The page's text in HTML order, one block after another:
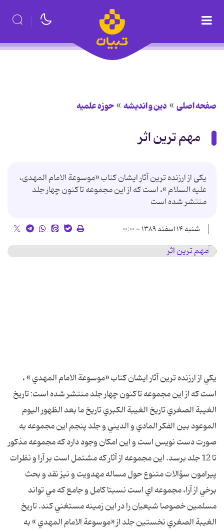
صفحه اصلی دین و اندیشه حوزه علمیه
مهم ترین اثر
یکی از ارزنده ترین آثار ایشان کتاب «موسوعة الامام المهدی،
علیه السلام »، است که از این مجموعه تاکنون چهار جلد
منتشر شده است
شنبه ۱۴ اسفند ۱۳۸۹ - ۰۰:۰۰
يکي از ارزنده ترين آثار ايشان کتاب «موسوعة الامام المهدي » ،
است که از اين مجموعه تاکنون چهار جلد منتشر شده است: تاريخ
الغيبة الصغري تاريخ الغيبة الکبري تاريخ ما بعد الظهور اليوم
الموعود بين الفکر المادي و الديني و جلد پنجم اين مجموعه به
صورت دست نويس است و اين امکان وجود دارد که مجموعه مذکور
تا 12 جلد برسد. اين مجموعه از آثار که مشتمل است بر آرا و نظرات
پيرامون سؤالات متنوع حول مساله مهدويت و نيز نقد و بحث
برخي از آرا، مجموعه اي است نسبتا کامل و جامع که مي تواند
مسلمين خصوصا شيعيان را در اين زمينه مستغني کند. تاريخ
الغيبة الصغري نخستين جلد از «موسوعة الامام المهدي » به